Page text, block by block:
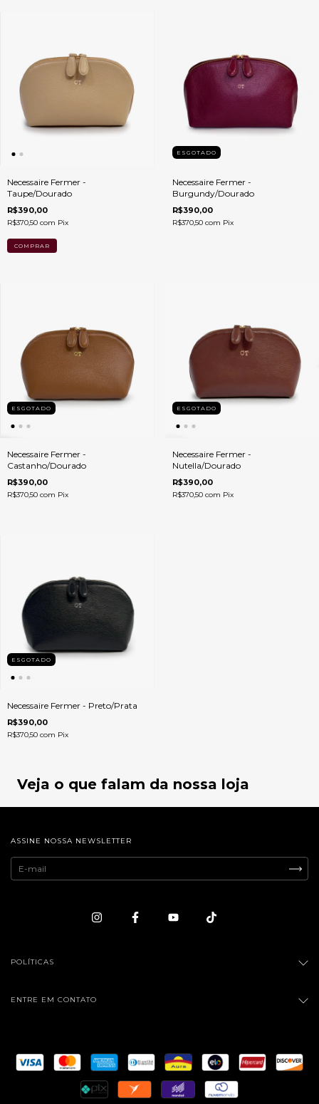
Necessaire Fermer -
Taupe/Dourado
R$390,00
R$370,50 com Pix
ESGOTADO
Necessaire Fermer -
Burgundy/Dourado
R$390,00
R$370,50 com Pix
ESGOTADO
Necessaire Fermer -
Castanho/Dourado
R$390,00
R$370,50 com Pix
ESGOTADO
Necessaire Fermer -
Nutella/Dourado
R$390,00
R$370,50 com Pix
ESGOTADO
Necessaire Fermer - Preto/Prata
R$390,00
R$370,50 com Pix
Veja o que falam da nossa loja
ASSINE NOSSA NEWSLETTER
POLÍTICAS
ENTRE EM CONTATO